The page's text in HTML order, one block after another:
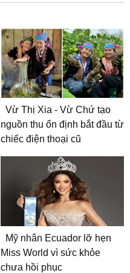
Vừ Thị Xia - Vừ Chứ tạo
nguồn thu ổn định bắt đầu từ
chiếc điện thoại cũ
Mỹ nhân Ecuador lỡ hẹn
Miss World vì sức khỏe
chưa hồi phục